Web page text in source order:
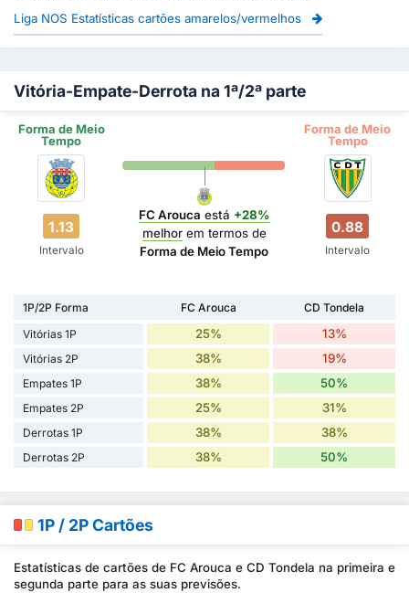
Liga NOS Estatísticas cartões amarelos/vermelhos
Vitória-Empate-Derrota na 1ª/2ª parte
Forma de Meio
Tempo
Forma de Meio
Tempo
1.13
Intervalo
FC Arouca está +28%
melhorem termos de
Forma de Meio Tempo
0.88
Intervalo
1P/2P Forma FC Arouca
CD Tondela
Vitórias 1P
25% 13%
Vitórias 2P 38% 19%
Empates 1P 38% 50%
Empates 2P 25% 31%
Derrotas 1P 38% 38%
Derrotas 2P 38% 50%
1P / 2P Cartões
Estatísticas de cartões de FC Arouca e CD Tondela na primeira e
segunda parte para as suas previsões.